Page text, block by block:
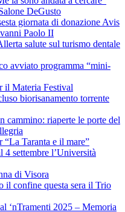
DeGusto
giornata di donazione Avis
Paolo II
salute sul turismo dentale
avviato programma “mini-
il Materia Festival
biorisanamento torrente
cammino: riaperte le porte del
Taranta e il mare”
settembre l’Università
di Visora
confine questa sera il Trio
2025 – Memoria